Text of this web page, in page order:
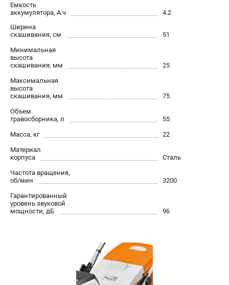
Газонокосилки
Принадлежности и аксессуары
Расходные материалы
Садовые тракторы
Средства защиты
Триммеры и мотокосы
ТЕЛЕФОН (САНКТ-ПЕТЕРБУРГ)
+7 (812) 615-80-17
Информация размещённая на сайте не является публичной
Режим работы колл-центра:
zakaz@gazonokosilka-spb.ru
Емкость
аккумулятора, А.ч
4.2
Ширина
скашивания, см
51
Минимальная
высота
скашивания, мм
25
Максимальная
высота
скашивания, мм
75
Объем
травосборника, л
55
Масса, кг
22
Материал
корпуса
Сталь
Частота вращения,
об/мин
3200
Гарантированный
уровень звуковой
мощности, дБ
96